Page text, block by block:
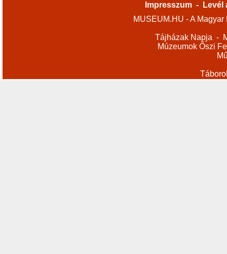
Impresszum -
Levél
MUSEUM.HU - A
Tájházak Napja -
Múzeumok Őszi